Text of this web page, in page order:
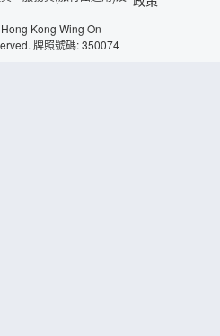
Kong Wing On
牌照號碼: 350074